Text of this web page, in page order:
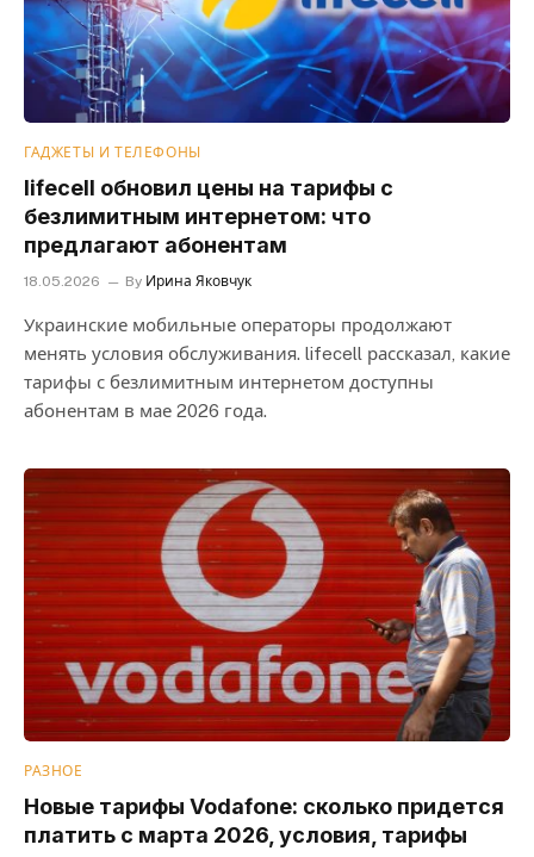
ГАДЖЕТЫ И ТЕЛЕФОНЫ
lifecell обновил цены на тарифы с
безлимитным интернетом: что
предлагают абонентам
18.05.2026 By Ирина Яковчук
Украинские мобильные операторы продолжают
менять условия обслуживания. lifecell рассказал, какие
тарифы с безлимитным интернетом доступны
абонентам в мае 2026 года.
РАЗНОЕ
Новые тарифы Vodafone: сколько придется
платить с марта 2026, условия, тарифы